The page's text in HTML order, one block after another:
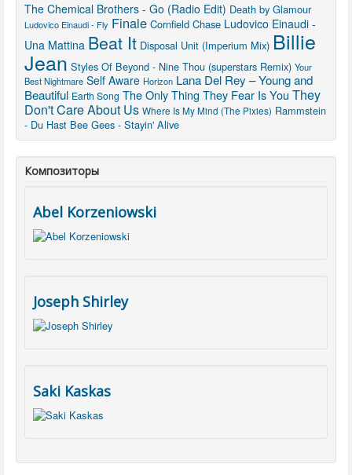
The Chemical Brothers - Go (Radio Edit) Death by Glamour
Ludovico Einaudi - Fly Finale Cornfield Chase Ludovico Einaudi -
Una Mattina Beat It Disposal Unit (Imperium Mix) Billie
Jean Styles Of Beyond - Nine Thou (superstars Remix) Your
Best Nightmare Self Aware Horizon Lana Del Rey – Young and
Beautiful Earth Song The Only Thing They Fear Is You They
Don't Care About Us Where Is My Mind (The Pixies) Rammstein
- Du Hast Bee Gees - Stayin' Alive
Композиторы
Abel Korzeniowski
Joseph Shirley
Saki Kaskas